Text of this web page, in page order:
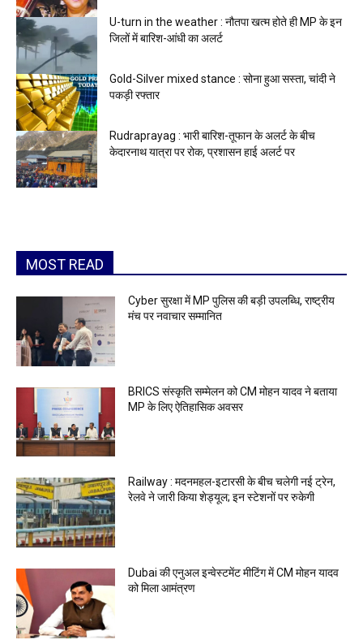
U-turn in the weather : नौतपा खत्म होते ही MP के इन
जिलों में बारिश-आंधी का अलर्ट
Gold-Silver mixed stance : सोना हुआ सस्ता, चांदी ने
पकड़ी रफ्तार
Rudraprayag : भारी बारिश-तूफान के अलर्ट के बीच
केदारनाथ यात्रा पर रोक, प्रशासन हाई अलर्ट पर
MOST READ
Cyber सुरक्षा में MP पुलिस की बड़ी उपलब्धि, राष्ट्रीय
मंच पर नवाचार सम्मानित
BRICS संस्कृति सम्मेलन को CM मोहन यादव ने बताया
MP के लिए ऐतिहासिक अवसर
Railway : मदनमहल-इटारसी के बीच चलेगी नई ट्रेन,
रेलवे ने जारी किया शेड्यूल; इन स्टेशनों पर रुकेगी
Dubai की एनुअल इन्वेस्टमेंट मीटिंग में CM मोहन यादव
को मिला आमंत्रण